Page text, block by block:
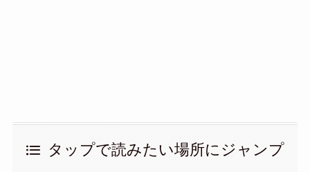
タップで読みたい場所にジャンプ